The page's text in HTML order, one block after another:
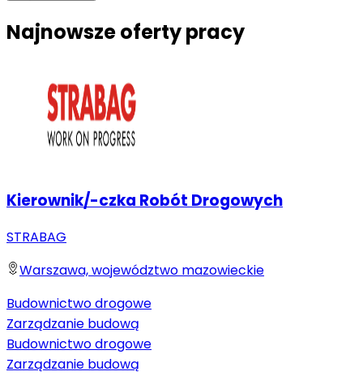
Najnowsze oferty pracy
Kierownik/-czka Robót Drogowych
STRABAG
Warszawa, województwo mazowieckie
Budownictwo drogowe
Zarządzanie budową
Budownictwo drogowe
Zarządzanie budową